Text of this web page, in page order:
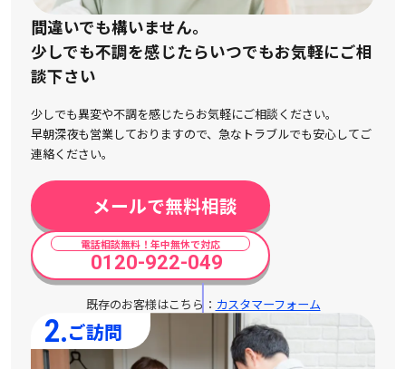
間違いでも構いません。
少しでも不調を感じたらいつでもお気軽にご相
談下さい
少しでも異変や不調を感じたらお気軽にご相談ください。
早朝深夜も営業しておりますので、急なトラブルでも安心してご
連絡ください。
メールで無料相談
電話相談無料！年中無休で対応
0120-922-049
既存のお客様はこちら： カスタマーフォーム
2.ご訪問